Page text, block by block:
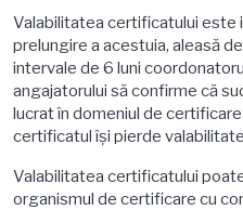
Valabilitatea certificatului este
prelungire a acestuia, aleasă
intervale de 6 luni
angajatorului să confirme că
lucrat în domeniul de
certificatul își pierde
Valabilitatea certificatului
organismul de certificare cu